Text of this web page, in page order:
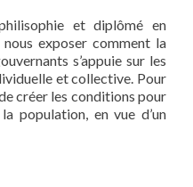
et diplômé en
exposer comment la
s’appuie sur les
et collective. Pour
créer les conditions pour
population, en vue d’un